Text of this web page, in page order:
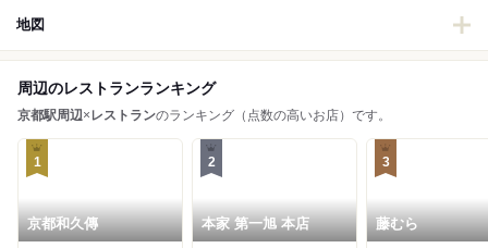
地図
周辺のレストランランキング
京都駅周辺× レストランのランキング（点数の高いお店）です。
1
京都和久傳
2
本家 第一旭 本店
3
藤むら